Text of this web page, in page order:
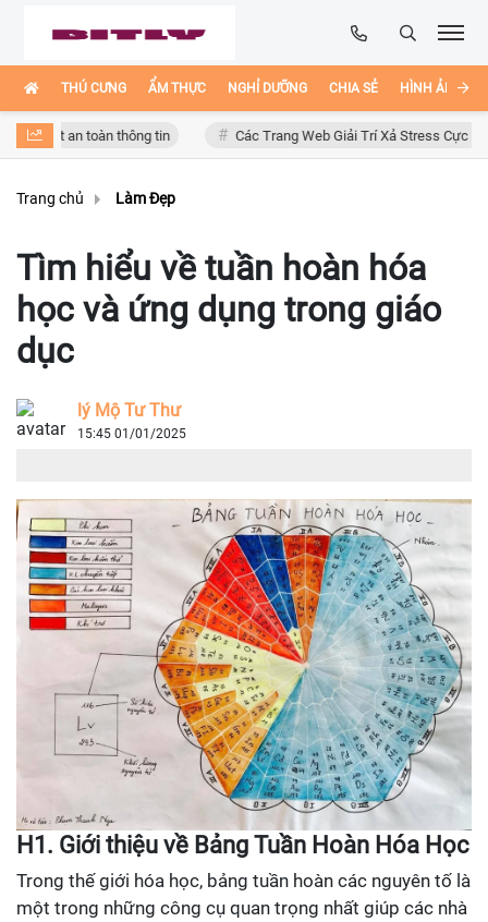
THÚ CƯNG ẨM THỰC NGHỈ DƯỠNG CHIA SẺ HÌNH ẢNH
toàn thông tin Các Trang Web Giải Trí Xả Stress Cực Hay Ho Trên
Trang chủ Làm Đẹp
Tìm hiểu về tuần hoàn hóa
học và ứng dụng trong giáo
dục
lý Mộ Tư Thư
15:45 01/01/2025
H1. Giới thiệu về Bảng Tuần Hoàn Hóa Học
Trong thế giới hóa học, bảng tuần hoàn các nguyên tố là
một trong những công cụ quan trọng nhất giúp các nhà